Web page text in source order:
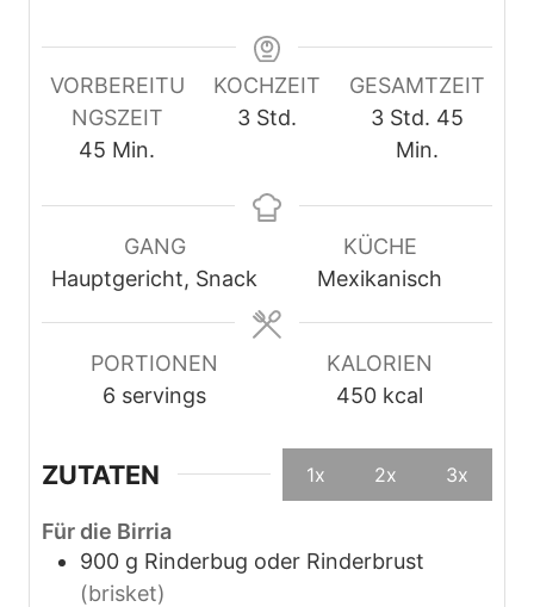
VORBEREITU
NGSZEIT
45 M
n
t
Min.
KOCHZEIT
3S
n
e
n
Std.
GESAMTZEIT
3S
n
d
e
Std. 45
u
Min.
GANG
Hauptgericht, Snack
KÜCHE
Mexikanisch
PORTIONEN
6 servings
KALORIEN
450 kcal
ZUTATEN 1x 2x 3x
Für die Birria
900 g Rinderbug oder Rinderbrust
(brisket)